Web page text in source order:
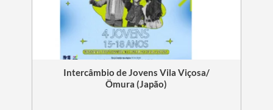
Intercâmbio de Jovens Vila Viçosa/
Ömura (Japão)